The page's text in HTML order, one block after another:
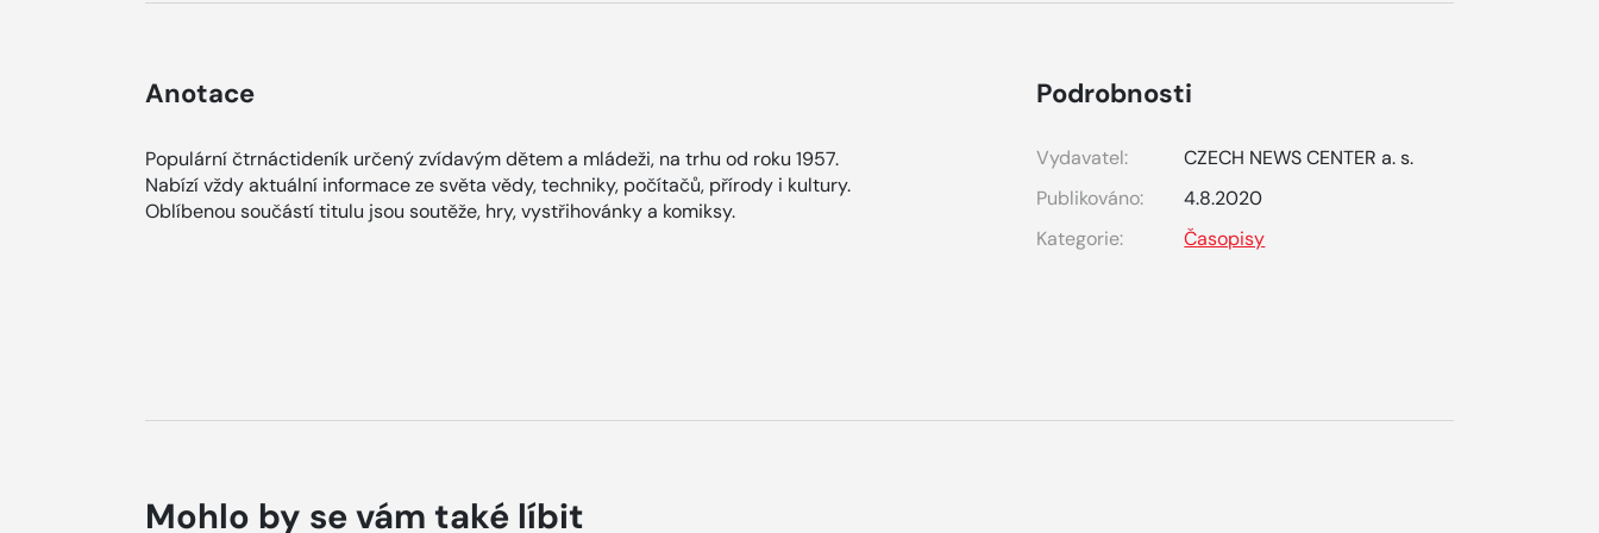
Anotace
Populární čtrnáctideník určený zvídavým dětem a mládeži, na trhu od roku 1957.
Nabízí vždy aktuální informace ze světa vědy, techniky, počítačů, přírody i kultury.
Oblíbenou součástí titulu jsou soutěže, hry, vystřihovánky a komiksy.
Podrobnosti
Vydavatel:
CZECH NEWS CENTER a. s.
Publikováno:
4.8.2020
Kategorie:
Časopisy
Mohlo by se vám také líbit